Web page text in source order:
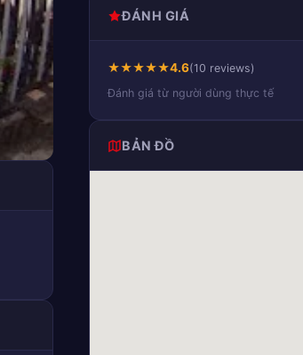
ĐÁNH GIÁ
★★★★★4.6(10 reviews)
Đánh giá từ người dùng thực tế
BẢN ĐỒ